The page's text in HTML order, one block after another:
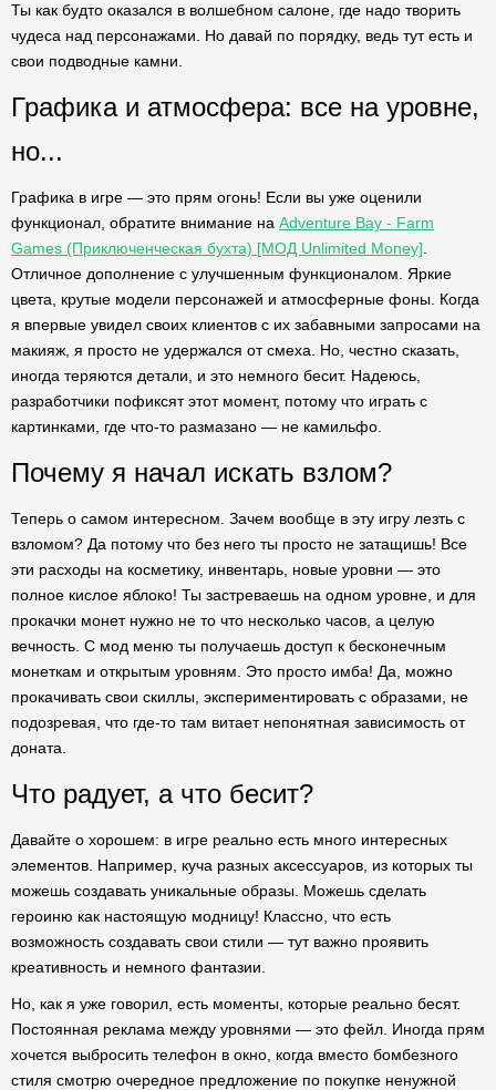
Ты как будто оказался в волшебном салоне, где надо творить
чудеса над персонажами. Но давай по порядку, ведь тут есть и
свои подводные камни.
Графика и атмосфера: все на уровне,
но...
Графика в игре — это прям огонь! Если вы уже оценили
функционал, обратите внимание на Adventure Bay - Farm
Games (Приключенческая бухта) [МОД Unlimited Money]
Отличное дополнение с улучшенным функционалом. Яркие
цвета, крутые модели персонажей и атмосферные фоны. Когда
я впервые увидел своих клиентов с их забавными запросами на
макияж, я просто не удержался от смеха. Но, честно сказать,
иногда теряются детали, и это немного бесит. Надеюсь,
разработчики пофиксят этот момент, потому что играть с
картинками, где что-то размазано — не камильфо.
Почему я начал искать взлом?
Теперь о самом интересном. Зачем вообще в эту игру лезть с
взломом? Да потому что без него ты просто не затащишь! Все
эти расходы на косметику, инвентарь, новые уровни — это
полное кислое яблоко! Ты застреваешь на одном уровне, и для
прокачки монет нужно не то что несколько часов, а целую
вечность. С мод меню ты получаешь доступ к бесконечным
монеткам и открытым уровням. Это просто имба! Да, можно
прокачивать свои скиллы, экспериментировать с образами, не
подозревая, что где-то там витает непонятная зависимость от
доната.
Что радует, а что бесит?
Давайте о хорошем: в игре реально есть много интересных
элементов. Например, куча разных аксессуаров, из которых ты
можешь создавать уникальные образы. Можешь сделать
героиню как настоящую модницу! Классно, что есть
возможность создавать свои стили — тут важно проявить
креативность и немного фантазии.
Но, как я уже говорил, есть моменты, которые реально бесят.
Постоянная реклама между уровнями — это фейл. Иногда прям
хочется выбросить телефон в окно, когда вместо бомбезного
стиля смотрю очередное предложение по покупке ненужной